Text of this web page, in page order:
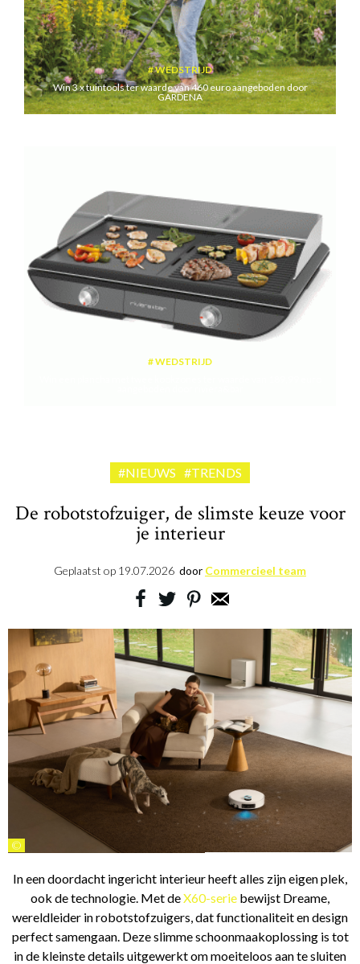
WEDSTRIJD
Win 3 x tuintools ter waarde van 460 euro aangeboden door
GARDENA
WEDSTRIJD
#NIEUWS #TRENDS
De robotstofzuiger, de slimste keuze voor
je interieur
Geplaatst op 19.07.2026 door Commercieel team
©
In een doordacht ingericht interieur heeft alles zijn eigen plek,
ook de technologie. Met deX60-serie bewijst Dreame,
wereldleider in robotstofzuigers, dat functionaliteit en design
perfect samengaan. Deze slimme schoonmaakoplossing is tot
in de kleinste details uitgewerkt om moeiteloos aan te sluiten